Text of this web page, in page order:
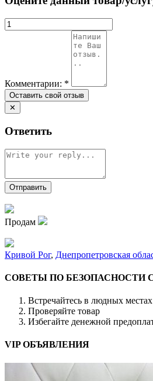
Комментарии: *
✕
Ответить
Продам
Кривой Рог, Днепропетровская
СОВЕТЫ ПО БЕЗОПАСНОСТИ
Встречайтесь в людных местах
Проверяйте товар
Избегайте денежной
VIP ОБЪЯВЛЕНИЯ